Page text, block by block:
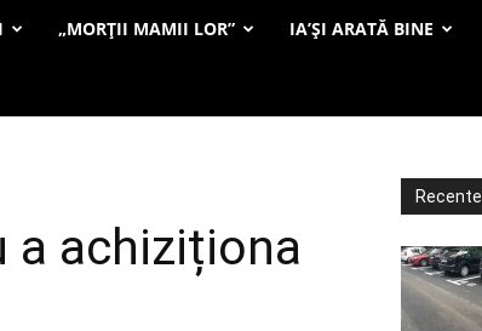
„MORȚII MAMII LOR” IA’ȘI ARATĂ BINE
a achiziționa
Recente